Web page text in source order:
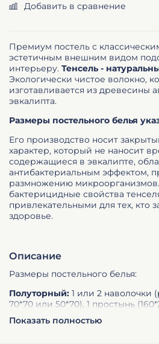
Добавить в сравнение
Премиум постель с
эстетичным внешним видом
интерьеру. Тенсель -
Экологически чистое волокно,
изготавливается из древесины
эвкалипта.
Размеры постельного белья
Его производство носит
характер, который не наносит
содержащиеся в эвкалипте,
антибактериальным эффектом,
размножению
бактерицидные свойства
привлекательными для тех, кто
здоровье.
Описание
Размеры постельного белья:
Полуторный: 1 или 2 наволочки
70*70 или 50*70), 1 простынь
резинкой по Вашим размерам
пододеяльник (150*215)
Показать полностью